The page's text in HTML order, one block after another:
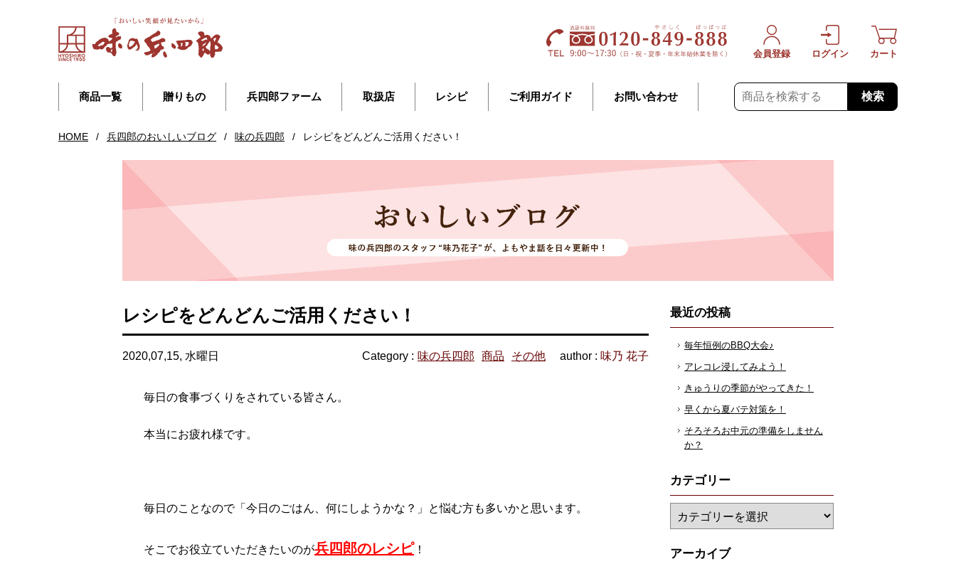
商品一覧 贈りもの 兵四郎ファーム 取扱店 レシピ ご利用ガイド お問い合わせ 検索
会員登録 ログイン カート
HOME / 兵四郎のおいしいブログ / 味の兵四郎 / レシピをどんどんご活用ください！
レシピをどんどんご活用ください！
2020,07,15, 水曜日 Category : 味の兵四郎 商品 その他 author : 味乃 花子
毎日の食事づくりをされている皆さん。
本当にお疲れ様です。
毎日のことなので「今日のごはん、何にしようかな？」と悩む方も多いかと思います。
そこでお役立ていただきたいのが兵四郎のレシピ ！
最近の投稿
毎年恒例のBBQ大会♪
アレコレ浸してみよう！
きゅうりの季節がやってきた！
早くから夏バテ対策を！
そろそろお中元の準備をしません
か？
カテゴリー
アーカイブ